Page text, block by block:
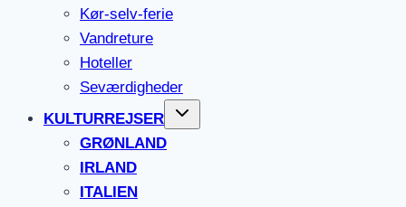
Kør-selv-ferie
Vandreture
Hoteller
Seværdigheder
KULTURREJSER
GRØNLAND
IRLAND
ITALIEN